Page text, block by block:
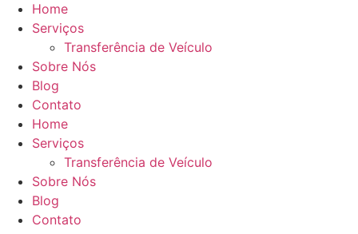
Home
Serviços
Transferência de Veículo
Sobre Nós
Blog
Contato
Home
Serviços
Transferência de Veículo
Sobre Nós
Blog
Contato